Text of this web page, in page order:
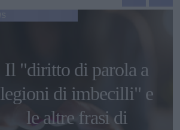
Il "diritto di parola a
legioni di imbecilli" e
le altre frasi di